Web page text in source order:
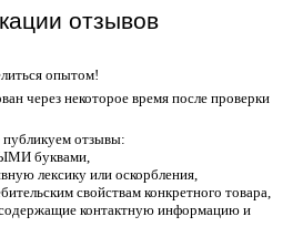
отзывов
опытом!
через некоторое время после проверки
отзывы:
буквами,
лексику или оскорбления,
свойствам конкретного товара,
контактную информацию и